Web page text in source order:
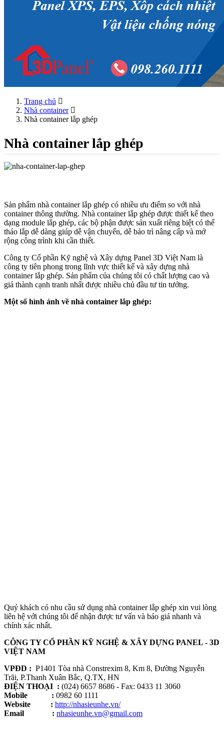
Trang chủ
Nhà container
Nhà container lắp ghép
Nhà container lắp ghép
Sản phẩm nhà container lắp ghép có nhiều ưu điểm so với nhà
container thông thường. Nhà container lắp ghép được thiết kế theo
dạng module lắp ghép, các bộ phận được sản xuất riêng biệt có thể
tháo lắp dễ dàng giúp dễ vận chuyển, dễ bảo trì nâng cấp và mở
rộng công trình khi cần thiết.
Công ty Cổ phần Kỹ nghệ và Xây dựng Panel 3D Việt Nam là
công ty tiên phong trong lĩnh vực thiết kế và xây dựng nhà
container lắp ghép. Sản phẩm của chúng tôi có chất lượng cao và
giá thành cạnh tranh nhất được nhiều chủ đầu tư tin tưởng.
Một số hình ảnh về nhà container lắp ghép:
Quý khách có nhu cầu sử dụng nhà container lắp ghép xin vui lòng
liên hệ với chúng tôi để nhận được tư vấn và báo giá nhanh và
chính xác nhất.
CÔNG TY CỔ PHẦN KỸ NGHỆ & XÂY DỰNG PANEL - 3D
VIỆT NAM
VPĐD : P1401 Tòa nhà Constrexim 8, Km 8, Đường Nguyễn
Trãi, P.Thanh Xuân Bắc, Q.TX, HN
ĐIỆN THOẠI : (024) 6657 8686 - Fax: 0433 11 3060
Mobile : 0982 60 1111
Website : http://nhasieunhe.vn/
Email : nhasieunhe.vn@gmail.com